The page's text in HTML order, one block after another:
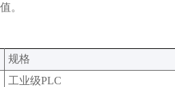
。
规格‌
工业级PLC